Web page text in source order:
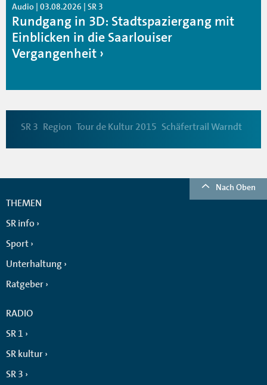
Audio | 03.08.2026 | SR 3
Rundgang in 3D: Stadtspaziergang mit
Einblicken in die Saarlouiser
Vergangenheit
SR 3 Region Tour de Kultur 2015 Schäfertrail Warndt
Nach Oben
THEMEN
SR info
Sport
Unterhaltung
Ratgeber
RADIO
SR 1
SR kultur
SR 3